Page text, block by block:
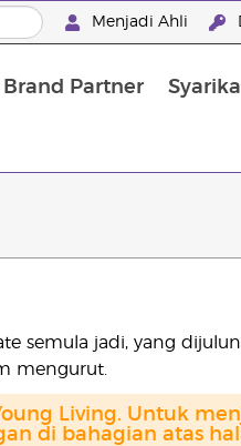
Menjadi Ahli
Brand Partner
semula jadi, yang
mengurut.
Living. Untuk
di bahagian atas